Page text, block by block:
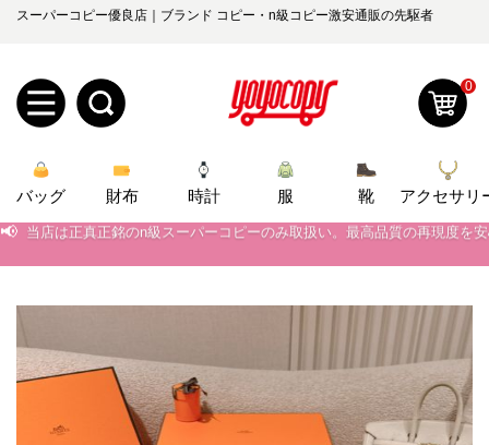
スーパーコピー優良店｜ブランド コピー・n級コピー激安通販の先駆者
規
ザ
ロ
ン
オ
yoyocopys@gmail.com
0
バッグ 財布 時計 服 靴 アクセサリ
📢 当店は正真正銘のn級スーパーコピーのみ取扱い。最高品質の再現度を
📢 2026春の新作続々更新中！期間中のご注文でお得な割引をご利用いただ
当店は正真正銘のn級スーパーコピーのみ取扱い。最高品質の再現度を
📢 2026春の新作続々更新中！期間中のご注文でお得な割引をご利用いただ
新作入荷！ルイ・ヴィトンスーパーコピー バッグ最新モデルが登場。